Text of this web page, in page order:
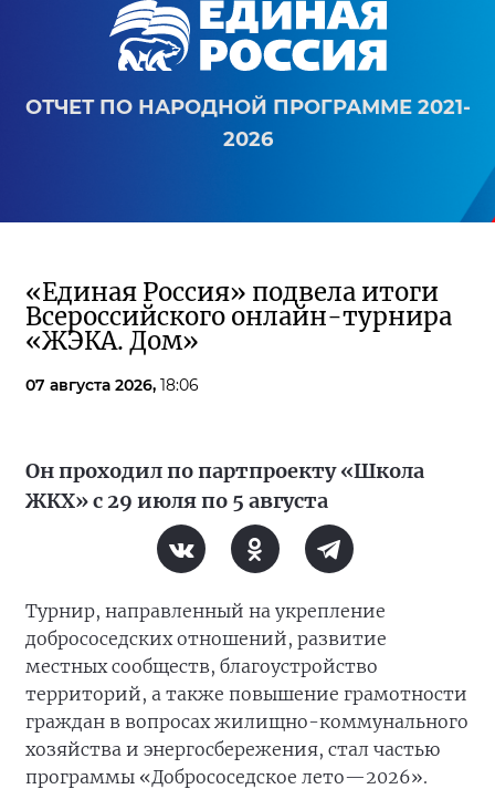
ОТЧЕТ ПО НАРОДНОЙ ПРОГРАММЕ 2021-
2026
«Единая Россия» подвела итоги
Всероссийского онлайн-турнира
«ЖЭКА. Дом»
07 августа 2026, 18:06
Он проходил по партпроекту «Школа
ЖКХ» с 29 июля по 5 августа
Турнир, направленный на укрепление
добрососедских отношений, развитие
местных сообществ, благоустройство
территорий, а также повышение грамотности
граждан в вопросах жилищно-коммунального
хозяйства и энергосбережения, стал частью
программы «Добрососедское лето—2026».